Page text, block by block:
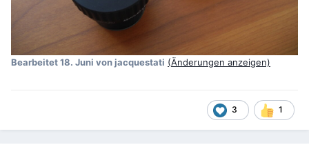
Bearbeitet18. Juni von jacquestati (Änderungen anzeigen)
3 1